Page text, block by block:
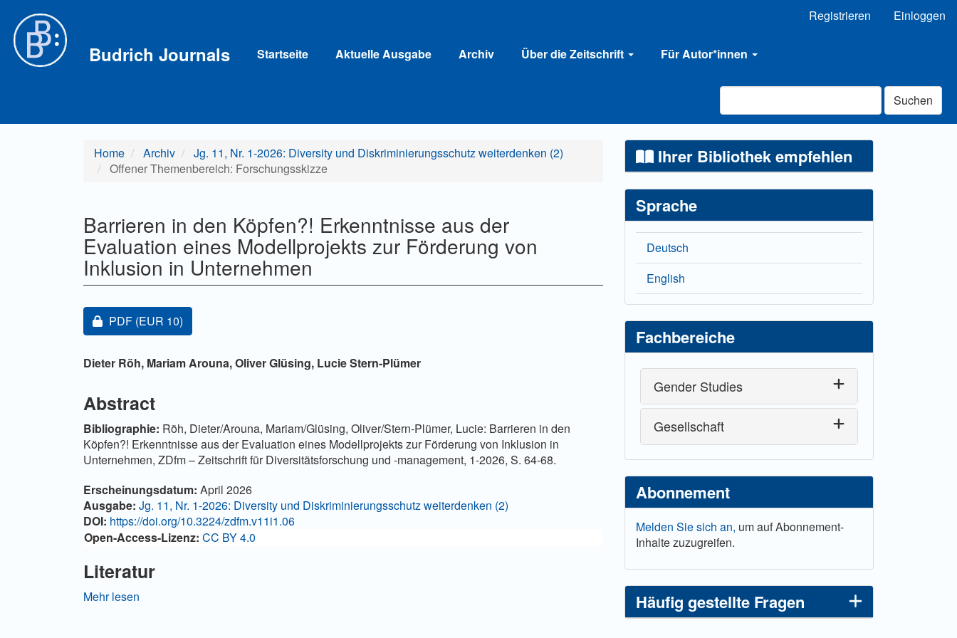
Hauptinhalt
Sidebar
Registrieren Einloggen
Budrich Journals Startseite Aktuelle Ausgabe Archiv Über die Zeitschrift Für Autor*innen
Suchen
Home Archiv
Jg. 11, Nr. 1-2026: Diversity und Diskriminierungsschutz weiterdenken (2)
Offener Themenbereich: Forschungsskizze
Barrieren in den Köpfen?! Erkenntnisse aus der
Evaluation eines Modellprojekts zur Förderung von
Inklusion in Unternehmen
Artikel-Sidebar
Zugang für Abonnent/innen oder durch Zahlung einer Gebühr
PDF (EUR 10)
Hauptsächlicher Artikelinhalt
Dieter Röh, Mariam Arouna,Oliver Glüsing, Lucie Stern-Plümer
Abstract
Bibliographie: Röh, Dieter/Arouna, Mariam/Glüsing, Oliver/Stern-Plümer, Lucie: Barrieren in den
Köpfen?! Erkenntnisse aus der Evaluation eines Modellprojekts zur Förderung von Inklusion in
Unternehmen, ZDfm – Zeitschrift für Diversitätsforschung und -management, 1-2026, S. 64-68.
Artikel-Details
Erscheinungsdatum: April 2026
Ausgabe: Jg. 11, Nr. 1-2026: Diversity und Diskriminierungsschutz weiterdenken (2)
DOI: https://doi.org/10.3224/zdfm.v11i1.06
Open-Access-Lizenz: CC BY 4.0
Literatur
Bundesagentur für Arbeit (2024): Arbeitsmarktsituation schwerbehinderter Menschen 2023.
Mehr lesen
Ihrer Bibliothek empfehlen
Sprache
Deutsch
English
Fachbereiche
Gender Studies
Gesellschaft
Abonnement
Melden Sie sich an, um auf Abonnement-
Inhalte zuzugreifen.
Häufig gestellte Fragen